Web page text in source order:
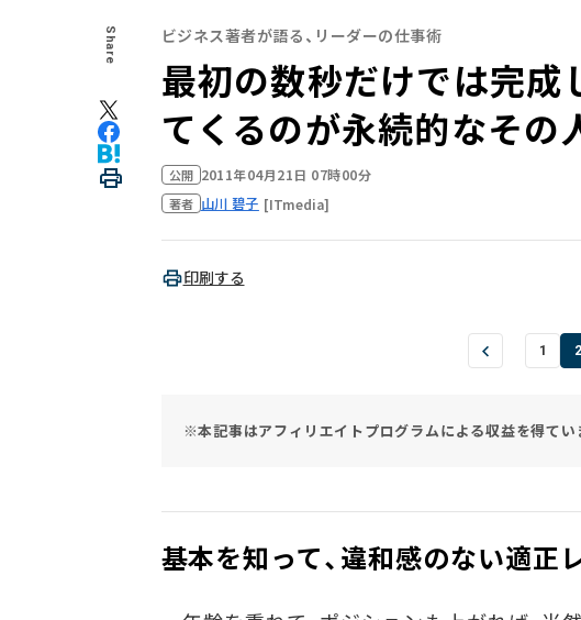
Share ビジネス著者が語る、リーダーの仕事術
最初の数秒だけでは完成
てくるのが永続的なその
公開 2011年04月21日 07時00分
著者 山川 碧子 [ITmedia]
印刷する
1 2
※本記事はアフィリエイトプログラムによる収益を得てい
基本を知って、違和感のない適正